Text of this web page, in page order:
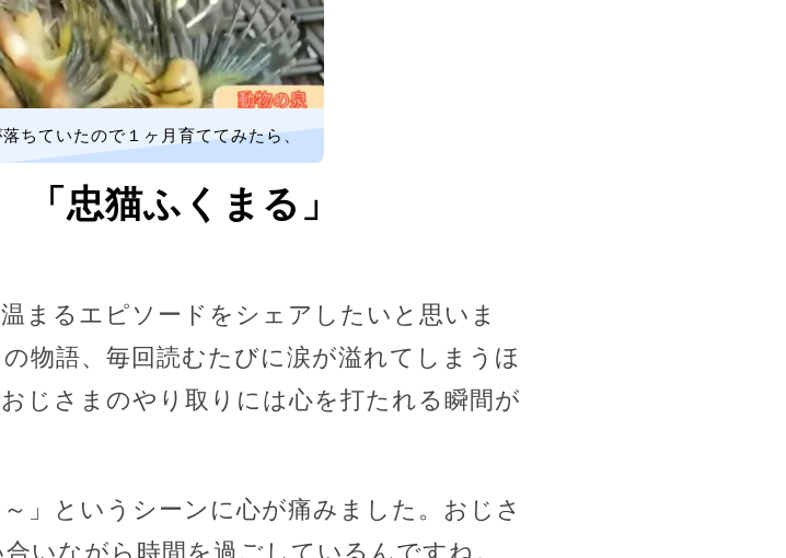
ちていたので１ヶ月育ててみたら、
忠猫ふくまる」
まるエピソードをシェアしたいと思いま
物語、毎回読むたびに涙が溢れてしまうほ
じさまのやり取りには心を打たれる瞬間が
」というシーンに心が痛みました。おじさ
いながら時間を過ごしているんですね。